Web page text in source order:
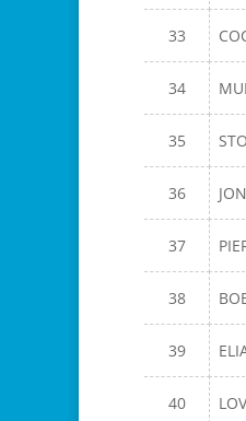
33
34
35
36
37
38
39
40